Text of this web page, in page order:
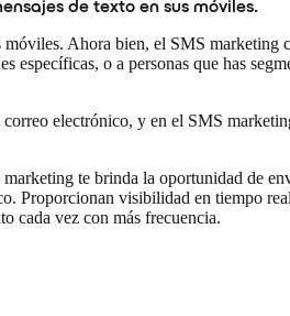
de texto en sus móviles.
Ahora bien, el SMS marketing
específicas, o a personas que has
electrónico, y en el SMS
te brinda la oportunidad de
Proporcionan visibilidad en tiempo
cada vez con más frecuencia.